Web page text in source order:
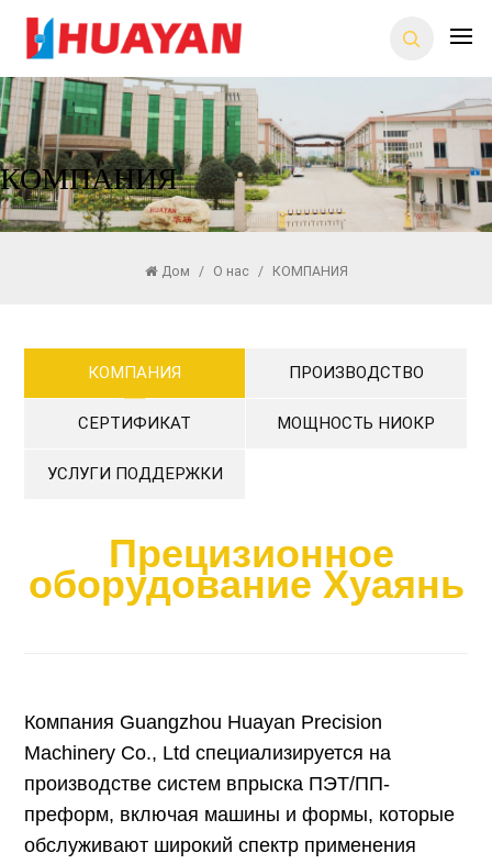
КОМПАНИЯ
Дом / О нас / КОМПАНИЯ
КОМПАНИЯ ПРОИЗВОДСТВО
СЕРТИФИКАТ МОЩНОСТЬ НИОКР
УСЛУГИ ПОДДЕРЖКИ
Прецизионное
оборудование Хуаянь
Компания Guangzhou Huayan Precision
Machinery Co., Ltd специализируется на
производстве систем впрыска ПЭТ/ПП-
преформ, включая машины и формы, которые
обслуживают широкий спектр применения